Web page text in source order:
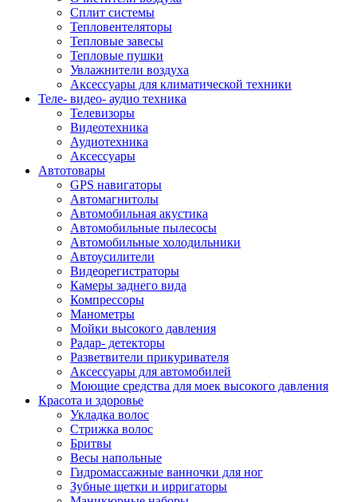
Сплит системы
Тепловентеляторы
Тепловые завесы
Тепловые пушки
Увлажнители воздуха
Аксессуары для климатической техники
Теле- видео- аудио техника
Телевизоры
Видеотехника
Аудиотехника
Аксессуары
Автотовары
GPS навигаторы
Автомагнитолы
Автомобильная акустика
Автомобильные пылесосы
Автомобильные холодильники
Автоусилители
Видеорегистраторы
Камеры заднего вида
Компрессоры
Манометры
Мойки высокого давления
Радар- детекторы
Разветвители прикуривателя
Аксессуары для автомобилей
Моющие средства для моек высокого давления
Красота и здоровье
Укладка волос
Стрижка волос
Бритвы
Весы напольные
Гидромассажные ванночки для ног
Зубные щетки и ирригаторы